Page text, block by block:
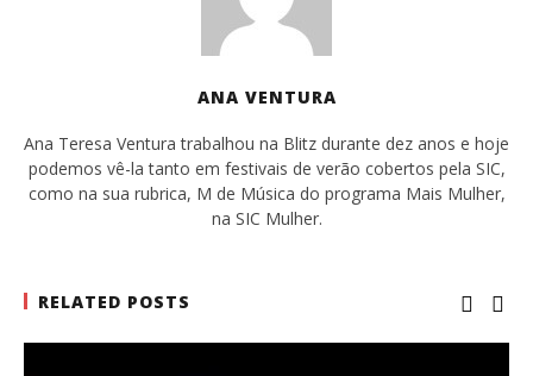
ANA VENTURA
Ana Teresa Ventura trabalhou na Blitz durante dez anos e hoje
podemos vê-la tanto em festivais de verão cobertos pela SIC,
como na sua rubrica, M de Música do programa Mais Mulher,
na SIC Mulher.
RELATED POSTS